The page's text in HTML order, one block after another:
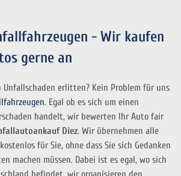
- Wir kaufen
gerne an
Unfallschaden erlitten? Kein Problem für uns
. Egal ob es sich um einen
handelt, wir bewerten Ihr Auto fair
Diez. Wir übernehmen alle
für Sie, ohne dass Sie sich Gedanken
machen müssen. Dabei ist es egal, wo sich